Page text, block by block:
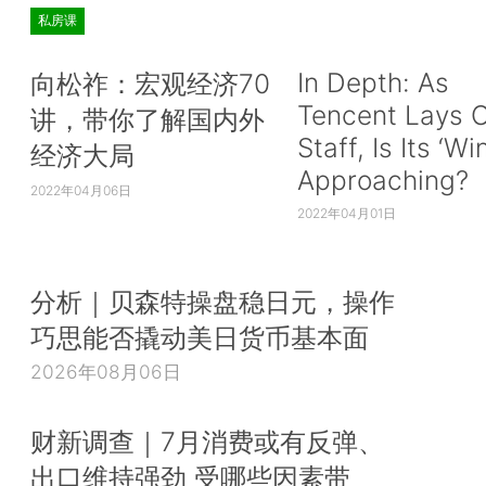
私房课
向松祚：宏观经济70
讲，带你了解国内外
经济大局
2022年04月06日
In Depth: As
Tencent Lays
Staff, Is Its
Approaching?
2022年04月01日
分析｜贝森特操盘稳日元，操作
巧思能否撬动美日货币基本面
2026年08月06日
财新调查｜7月消费或有反弹、
出口维持强劲 受哪些因素带